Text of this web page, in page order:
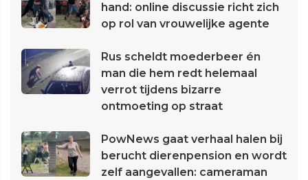
hand: online discussie richt zich
op rol van vrouwelijke agente
Rus scheldt moederbeer én
man die hem redt helemaal
verrot tijdens bizarre
ontmoeting op straat
PowNews gaat verhaal halen bij
berucht dierenpension en wordt
zelf aangevallen: cameraman